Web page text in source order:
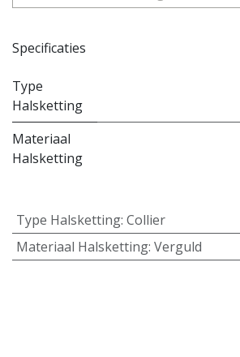
Specificaties
Type
Halsketting
Materiaal
Halsketting
Type Halsketting: Collier
Materiaal Halsketting: Verguld